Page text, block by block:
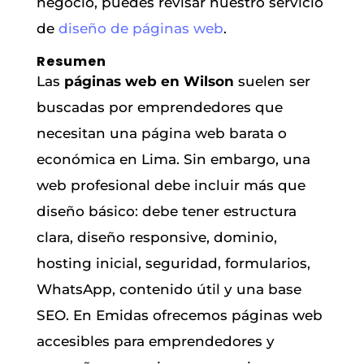
de diseño de páginas web.
Resumen
Las páginas web en Wilson suelen ser
buscadas por emprendedores que
necesitan una página web barata o
económica en Lima. Sin embargo, una
web profesional debe incluir más que
diseño básico: debe tener estructura
clara, diseño responsive, dominio,
hosting inicial, seguridad, formularios,
WhatsApp, contenido útil y una base
SEO. En Emidas ofrecemos páginas web
accesibles para emprendedores y